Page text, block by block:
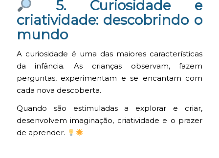
5. Curiosidade e
criatividade: descobrindo o
mundo
A curiosidade é uma das maiores características
da infância. As crianças observam, fazem
perguntas, experimentam e se encantam com
cada nova descoberta.
Quando são estimuladas a explorar e criar,
desenvolvem imaginação, criatividade e o prazer
de aprender.